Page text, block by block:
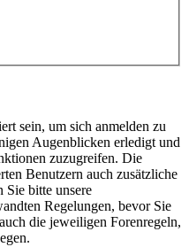
sein, um sich anmelden zu
Augenblicken erledigt und
zuzugreifen. Die
Benutzern auch zusätzliche
Sie bitte unsere
Regelungen, bevor Sie
die jeweiligen Forenregeln,